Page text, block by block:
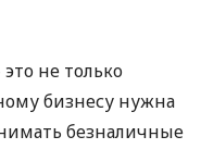
не только
бизнесу нужна
безналичные